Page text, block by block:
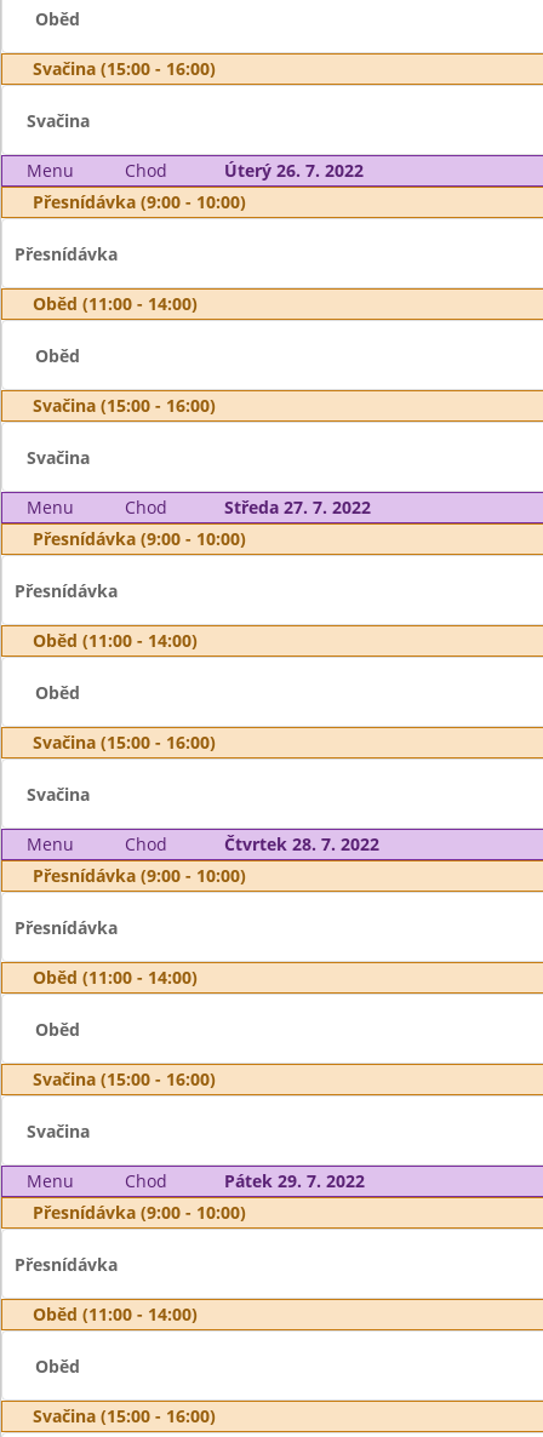
Oběd
Svačina (15:00 - 16:00)
Svačina
Menu Chod
Úterý 26. 7. 2022
Přesnídávka (9:00 - 10:00)
Přesnídávka
Oběd (11:00 - 14:00)
Oběd
Svačina (15:00 - 16:00)
Svačina
Menu Chod
Středa 27. 7. 2022
Přesnídávka (9:00 - 10:00)
Přesnídávka
Oběd (11:00 - 14:00)
Oběd
Svačina (15:00 - 16:00)
Svačina
Menu Chod
Čtvrtek 28. 7. 2022
Přesnídávka (9:00 - 10:00)
Přesnídávka
Oběd (11:00 - 14:00)
Oběd
Svačina (15:00 - 16:00)
Svačina
Menu Chod
Pátek 29. 7. 2022
Přesnídávka (9:00 - 10:00)
Přesnídávka
Oběd (11:00 - 14:00)
Oběd
Svačina (15:00 - 16:00)